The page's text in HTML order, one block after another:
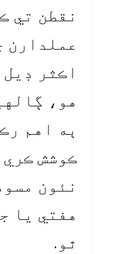
نقطن تي
عملدارن
اڪثر
هو،
ٻه اهم
ڪوشش
نئون
هفتي يا
ٿو.